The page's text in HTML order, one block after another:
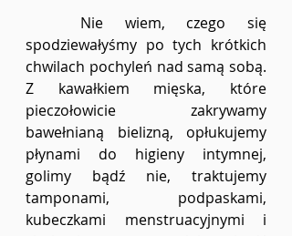
spodziewałyśmy po tych krótkich
chwilach pochyleń nad samą sobą.
Z kawałkiem mięska, które
pieczołowicie zakrywamy
bawełnianą bielizną, opłukujemy
płynami do higieny intymnej,
golimy bądź nie, traktujemy
tamponami, podpaskami,
kubeczkami menstruacyjnymi i